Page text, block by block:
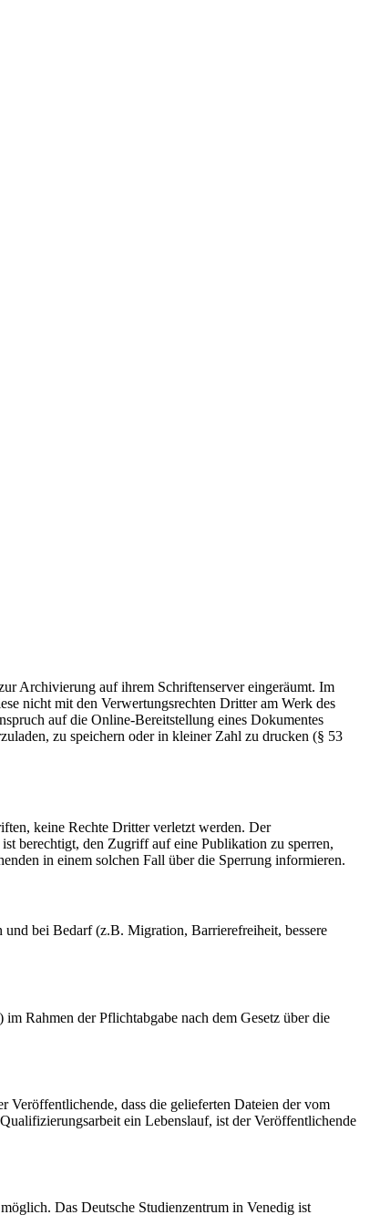
Archivierung auf ihrem Schriftenserver eingeräumt. Im
nicht mit den Verwertungsrechten Dritter am Werk des
auf die Online-Bereitstellung eines Dokumentes
zu speichern oder in kleiner Zahl zu drucken (§ 53
keine Rechte Dritter verletzt werden. Der
berechtigt, den Zugriff auf eine Publikation zu sperren,
in einem solchen Fall über die Sperrung informieren.
bei Bedarf (z.B. Migration, Barrierefreiheit, bessere
Rahmen der Pflichtabgabe nach dem Gesetz über die
dass die gelieferten Dateien der vom
ein Lebenslauf, ist der Veröffentlichende
Das Deutsche Studienzentrum in Venedig ist